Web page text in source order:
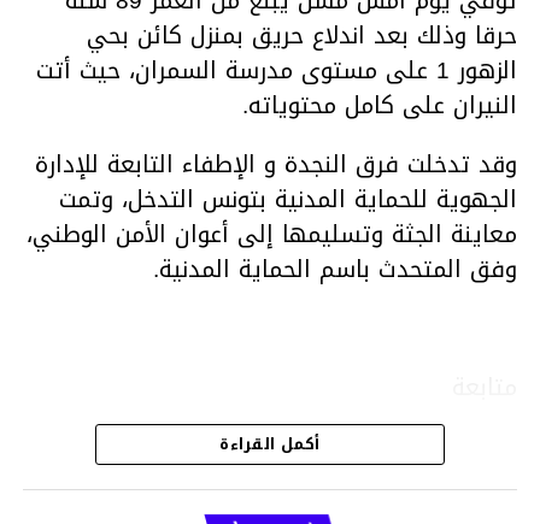
حرقا وذلك بعد اندلاع حريق بمنزل كائن بحي
الزهور 1 على مستوى مدرسة السمران، حيث أتت
النيران على كامل محتوياته.
وقد تدخلت فرق النجدة و الإطفاء التابعة للإدارة
الجهوية للحماية المدنية بتونس التدخل، وتمت
معاينة الجثة وتسليمها إلى أعوان الأمن الوطني،
وفق المتحدث باسم الحماية المدنية.
قسم الاخبار
أكمل القراءة